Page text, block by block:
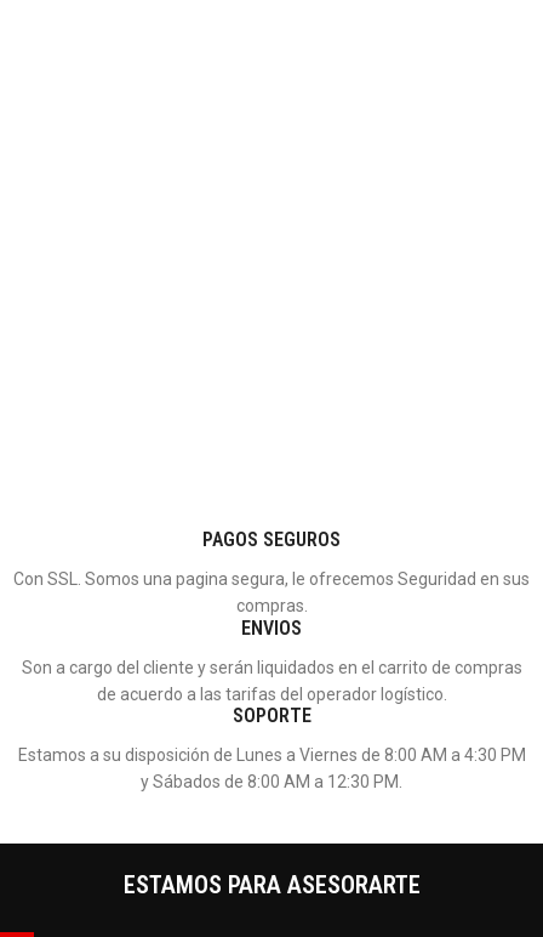
PAGOS SEGUROS
Con SSL. Somos una pagina segura, le ofrecemos Seguridad en sus
compras.
ENVIOS
Son a cargo del cliente y serán liquidados en el carrito de compras
de acuerdo a las tarifas del operador logístico.
SOPORTE
Estamos a su disposición de Lunes a Viernes de 8:00 AM a 4:30 PM
y Sábados de 8:00 AM a 12:30 PM.
ESTAMOS PARA ASESORARTE